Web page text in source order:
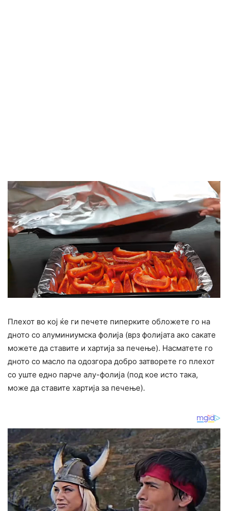
Плехот во кој ќе ги печете пиперките обложете го на
дното со алуминиумска фолија (врз фолијата ако сакате
можете да ставите и хартија за печење). Насматете го
дното со масло па одозгора добро затворете го плехот
со уште едно парче алу-фолија (под кое исто така,
може да ставите хартија за печење).